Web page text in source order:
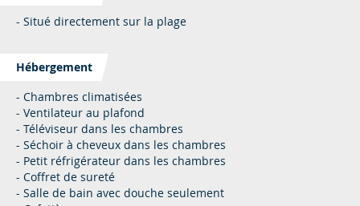
- Situé directement sur la plage
Hébergement
- Chambres climatisées
- Ventilateur au plafond
- Téléviseur dans les chambres
- Séchoir à cheveux dans les chambres
- Petit réfrigérateur dans les chambres
- Coffret de sureté
- Salle de bain avec douche seulement